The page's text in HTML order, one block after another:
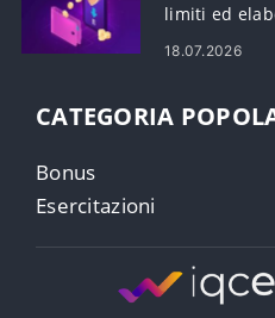
limiti ed
18.07.2026
CATEGORIA
Bonus
Esercitazioni